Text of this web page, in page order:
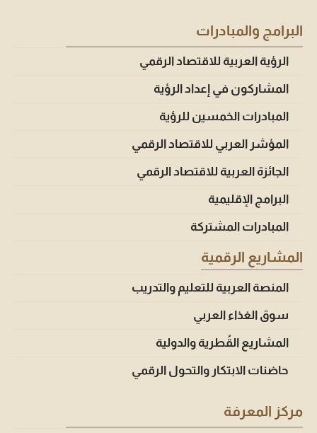
البرامج والمبادرات
الرؤية العربية للاقتصاد الرقمي
المشاركون في إعداد الرؤية
المبادرات الخمسين للرؤية
المؤشر العربي للاقتصاد الرقمي
الجائزة العربية للاقتصاد الرقمي
البرامج الإقليمية
المبادرات المشتركة
المشاريع الرقمية
المنصة العربية للتعليم والتدريب
سوق الغذاء العربي
المشاريع القُطرية والدولية
حاضنات الابتكار والتحول الرقمي
مركز المعرفة